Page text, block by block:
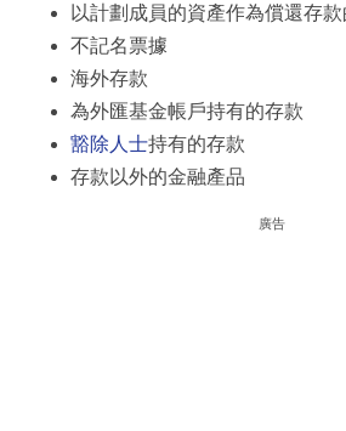
以計劃成員的資產作為償還存
不記名票據
海外存款
為外匯基金帳戶持有的存款
豁除人士持有的存款
存款以外的金融產品
廣告